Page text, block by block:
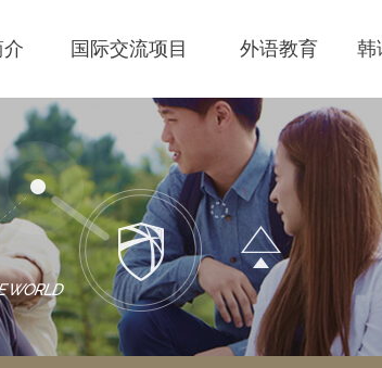
国际交流项目 外语教育 韩